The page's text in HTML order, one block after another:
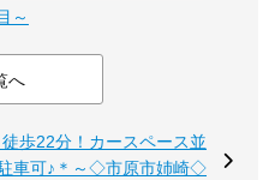
～
へ
歩22分！カースペース並
車可♪＊～◇市原市姉崎◇